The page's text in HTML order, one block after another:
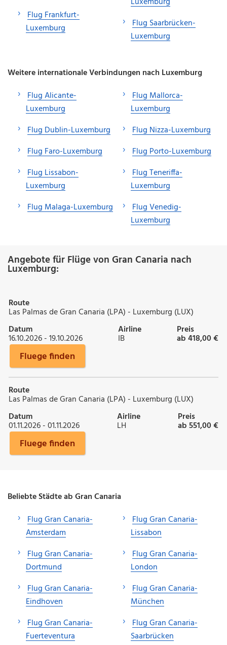
Flug Frankfurt-
Luxemburg
Flug Saarbrücken-
Luxemburg
Weitere internationale Verbindungen nach Luxemburg
Flug Alicante-
Luxemburg
Flug Dublin-Luxemburg
Flug Faro-Luxemburg
Flug Lissabon-
Luxemburg
Flug Malaga-Luxemburg
Flug Mallorca-
Luxemburg
Flug Nizza-Luxemburg
Flug Porto-Luxemburg
Flug Teneriffa-
Luxemburg
Flug Venedig-
Luxemburg
Angebote für Flüge von Gran Canaria nach
Luxemburg:
Route
Las Palmas de Gran Canaria (LPA) - Luxemburg (LUX)
Datum
16.10.2026 - 19.10.2026
Airline
IB
Preis
ab 418,00 €
Fluege finden
Route
Las Palmas de Gran Canaria (LPA) - Luxemburg (LUX)
Datum
01.11.2026 - 01.11.2026
Airline
LH
Preis
ab 551,00 €
Fluege finden
Beliebte Städte ab Gran Canaria
Flug Gran Canaria-
Amsterdam
Flug Gran Canaria-
Dortmund
Flug Gran Canaria-
Eindhoven
Flug Gran Canaria-
Fuerteventura
Flug Gran Canaria-
Lissabon
Flug Gran Canaria-
London
Flug Gran Canaria-
München
Flug Gran Canaria-
Saarbrücken